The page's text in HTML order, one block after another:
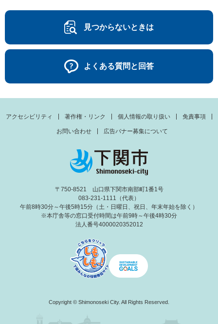
見つからないときは
よくある質問と回答
アクセシビリティ 著作権・リンク 個人情報の取り扱い 免責事項
お問い合わせ 広告バナー募集について
〒750-8521 山口県下関市南部町1番1号
083-231-1111（代表）
午前8時30分～午後5時15分（土・日曜日、祝日、年末年始を除く）
※本庁舎等の窓口受付時間は午前9時～午後4時30分
法人番号4000020352012
Copyright © Shimonoseki City. All Rights Reserved.